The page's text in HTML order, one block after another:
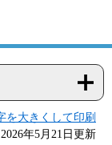
を大きくして印刷
年5月21日更新